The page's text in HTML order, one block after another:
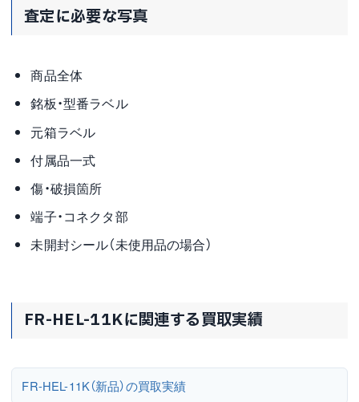
査定に必要な写真
商品全体
銘板・型番ラベル
元箱ラベル
付属品一式
傷・破損箇所
端子・コネクタ部
未開封シール（未使用品の場合）
FR-HEL-11Kに関連する買取実績
FR-HEL-11K（新品）の買取実績